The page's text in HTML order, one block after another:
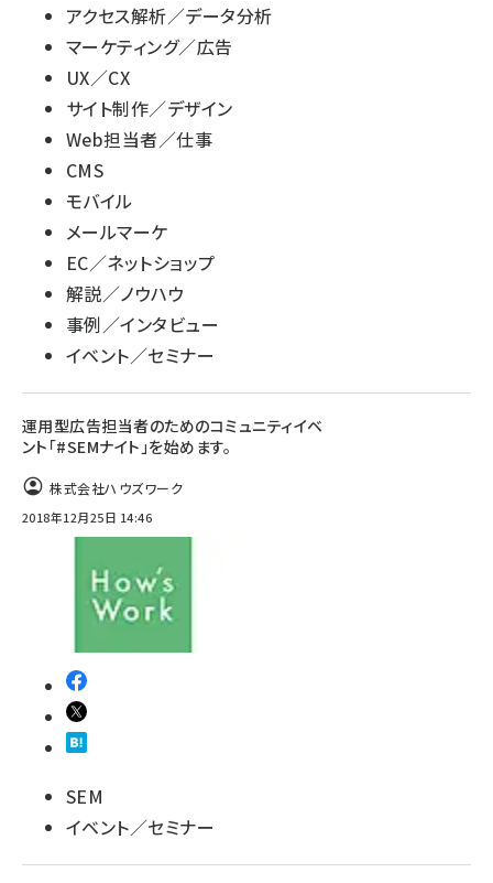
アクセス解析／データ分析
マーケティング／広告
UX／CX
サイト制作／デザイン
Web担当者／仕事
CMS
モバイル
メールマーケ
EC／ネットショップ
解説／ノウハウ
事例／インタビュー
イベント／セミナー
運用型広告担当者のためのコミュニティイベ
ント「#SEMナイト」を始めます。
株式会社ハウズワーク
2018年12月25日 14:46
SEM
イベント／セミナー